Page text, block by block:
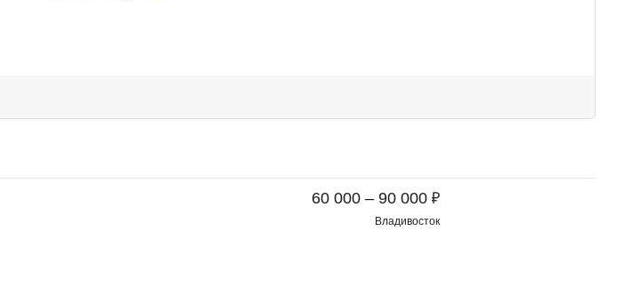
60 000 – 90 000 ₽
Владивосток